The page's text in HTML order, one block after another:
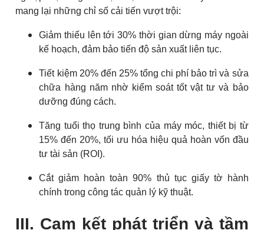
mang lại những chỉ số cải tiến vượt trội:
Giảm thiểu lên tới 30% thời gian dừng máy ngoài
kế hoạch, đảm bảo tiến độ sản xuất liên tục.
Tiết kiệm 20% đến 25% tổng chi phí bảo trì và sửa
chữa hàng năm nhờ kiểm soát tốt vật tư và bảo
dưỡng đúng cách.
Tăng tuổi thọ trung bình của máy móc, thiết bị từ
15% đến 20%, tối ưu hóa hiệu quả hoàn vốn đầu
tư tài sản (ROI).
Cắt giảm hoàn toàn 90% thủ tục giấy tờ hành
chính trong công tác quản lý kỹ thuật.
III. Cam kết phát triển và tầm